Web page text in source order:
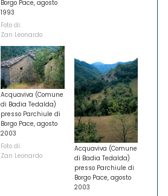
Borgo Pace, agosto
1993
Foto di:
Zan Leonardo
Acquaviva (Comune
di Badia Tedalda)
presso Parchiule di
Borgo Pace, agosto
2003
Foto di:
Zan Leonardo
Acquaviva (Comune
di Badia Tedalda)
presso Parchiule di
Borgo Pace, agosto
2003